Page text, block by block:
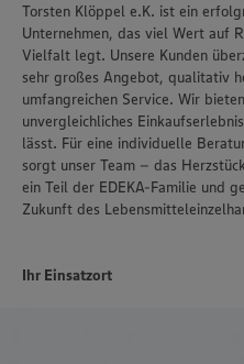
Torsten Klöppel e.K. ist ein
Unternehmen, das viel Wert auf
Vielfalt legt. Unsere Kunden
sehr großes Angebot, qualitativ
umfangreichen Service. Wir
unvergleichliches
lässt. Für eine individuelle
sorgt unser Team – das
ein Teil der EDEKA-Familie und
Zukunft des
Ihr Einsatzort